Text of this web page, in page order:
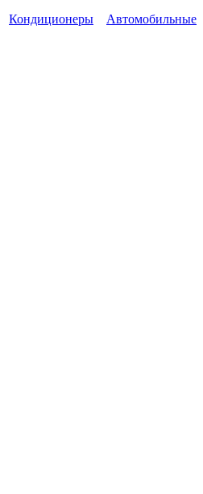
Кондиционеры
Автомобильные